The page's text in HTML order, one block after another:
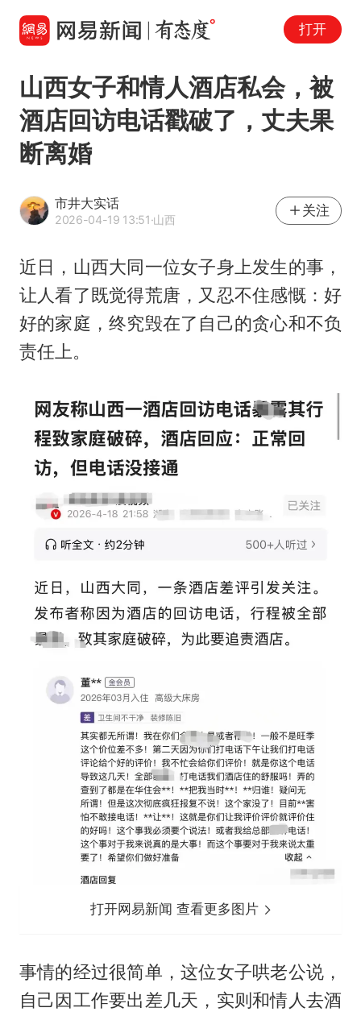
打开
山西女子和情人酒店私会，被
酒店回访电话戳破了，丈夫果
断离婚
市井大实话
2026-04-19 13:51·山西
关注
近日，山西大同一位女子身上发生的事，
让人看了既觉得荒唐，又忍不住感慨：好
好的家庭，终究毁在了自己的贪心和不负
责任上。
打开网易新闻 查看更多图片
事情的经过很简单，这位女子哄老公说，
自己因工作要出差几天，实则和情人去酒